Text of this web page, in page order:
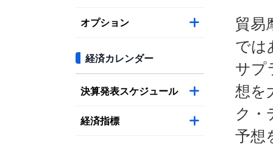
オプション
経済カレンダー
決算発表スケジュール
経済指標
貿易
では
サプ
想を
ク・
予想